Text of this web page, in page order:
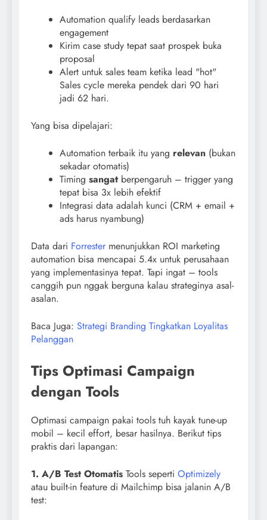
Automation qualify leads berdasarkan
engagement
Kirim case study tepat saat prospek buka
proposal
Alert untuk sales team ketika lead "hot"
Sales cycle mereka pendek dari 90 hari
jadi 62 hari.
Yang bisa dipelajari:
Automation terbaik itu yang relevan (bukan
sekadar otomatis)
Timing sangat berpengaruh – trigger yang
tepat bisa 3x lebih efektif
Integrasi data adalah kunci (CRM + email +
ads harus nyambung)
Data dari Forrester menunjukkan ROI marketing
automation bisa mencapai 5.4x untuk perusahaan
yang implementasinya tepat. Tapi ingat – tools
canggih pun nggak berguna kalau strateginya asal-
asalan.
Baca Juga: Strategi Branding Tingkatkan Loyalitas
Pelanggan
Tips Optimasi Campaign
dengan Tools
Optimasi campaign pakai tools tuh kayak tune-up
mobil – kecil effort, besar hasilnya. Berikut tips
praktis dari lapangan:
1. A/B Test Otomatis Tools seperti Optimizely
atau built-in feature di Mailchimp bisa jalanin A/B
test: